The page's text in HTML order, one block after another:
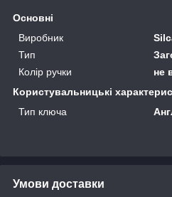
Основні
Виробник
Тип
Колір ручки
не
Користувальницькі
Тип ключа
Умови доставки